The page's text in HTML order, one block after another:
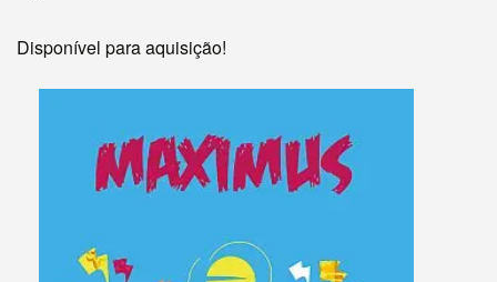
Disponível para aquisição!